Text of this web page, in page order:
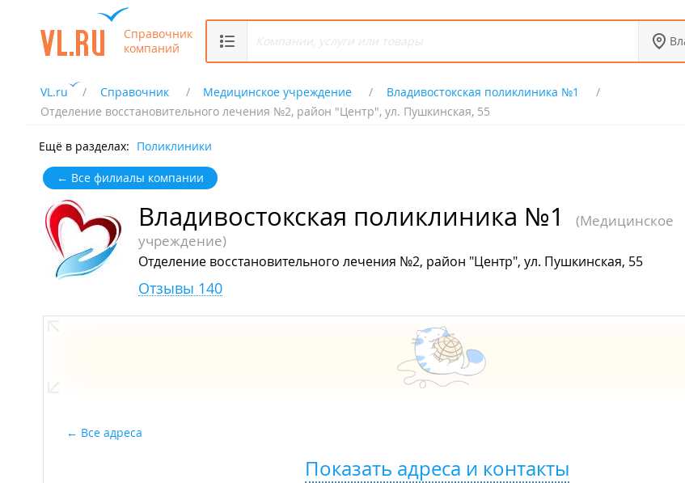
Справочник
компаний
VL.ru Справочник Медицинское учреждение
Владивостокская поликлиника №1
Отделение восстановительного лечения №2, район "Центр", ул. Пушкинская, 55
Ещё в разделах: Поликлиники
← Все филиалы компании
Владивостокская поликлиника №1
(Медицинское
учреждение)
Отделение восстановительного лечения №2, район "Центр", ул. Пушкинская, 55
Отзывы 140
Все адреса
Показать адреса и контакты